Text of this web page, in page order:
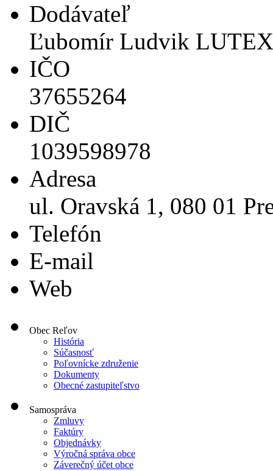
Dodávateľ
Ľubomír Ludvik
IČO
37655264
DIČ
1039598978
Adresa
ul. Oravská 1, 080 01
Telefón
E-mail
Web
Obec Reľov
História
Súčasnosť
Poľovnícke združenie
Dokumenty
Obecné zastupiteľstvo
Samospráva
Zmluvy
Faktúry
Objednávky
Výročná správa obce
Záverečný účet obce